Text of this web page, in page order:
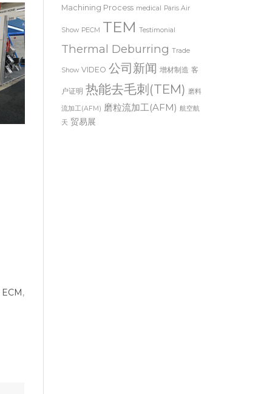
ECM,
Machining Process medical Paris Air
Show PECM TEM Testimonial
Thermal Deburring Trade
Show VIDEO 公司新闻 增材制造 客
户证明 热能去毛刺(TEM) 磨料
流加工(AFM) 磨粒流加工(AFM) 航空航
天 贸易展